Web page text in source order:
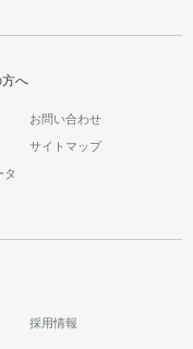
へ
お問い合わせ
サイトマップ
タ
採用情報